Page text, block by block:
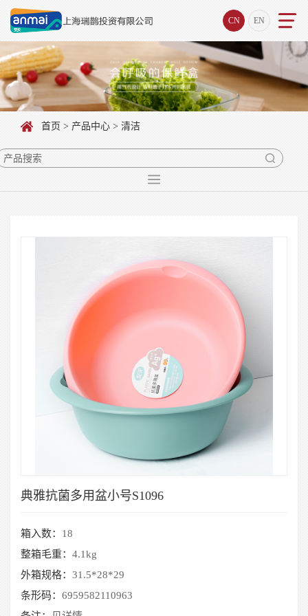
CN EN
首页 > 产品中心 > 清洁
典雅抗菌多用盆小号S1096
箱入数： 18
整箱毛重： 4.1kg
外箱规格： 31.5*28*29
条形码： 6959582110963